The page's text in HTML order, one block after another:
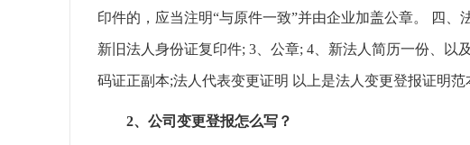
印件的，应当注明“与原件一致”并由企业加盖公章。 四、
新旧法人身份证复印件; 3、公章; 4、新法人简历一份、以
码证正副本;法人代表变更证明 以上是法人变更登报证明范
2、公司变更登报怎么写？